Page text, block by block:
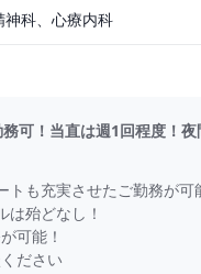
神科、心療内科
可！当直は週1回程度！
トも充実させたご勤務が可
は殆どなし！
可能！
ださい